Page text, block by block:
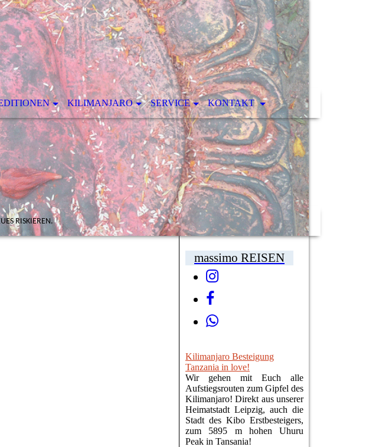
KILIMANJARO SERVICE KONTAKT
RISKIEREN.
massimo REISEN
Kilimanjaro Besteigung
Tanzania in love!
Wir gehen mit Euch alle
Aufstiegsrouten zum Gipfel des
Kilimanjaro! Direkt aus unserer
Heimatstadt Leipzig, auch die
Stadt des Kibo Erstbesteigers,
zum 5895 m hohen Uhuru
Peak in Tansania!